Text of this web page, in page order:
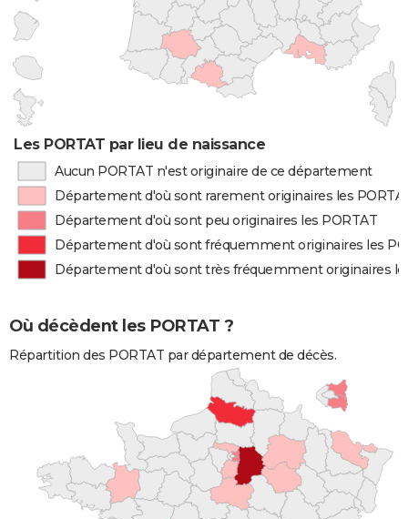
Les PORTAT par lieu de naissance
Aucun PORTAT n'est originaire de ce département
Département d'où sont rarement originaires les
Département d'où sont peu originaires les PORTAT
Département d'où sont fréquemment originaires les
Département d'où sont très fréquemment originaires
Où décèdent les PORTAT ?
Répartition des PORTAT par département de décès.